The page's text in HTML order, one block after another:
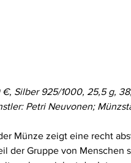
€, Silber 925/1000, 25,5 g,
Petri Neuvonen;
Münze zeigt eine recht
der Gruppe von Menschen